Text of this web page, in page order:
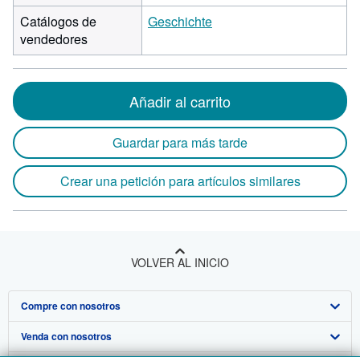
Catálogos de
vendedores
Geschichte
Añadir al carrito
Guardar para más tarde
Crear una petición para artículos similares
VOLVER AL INICIO
Compre con nosotros
Búsqueda avanzada
Venda con nosotros